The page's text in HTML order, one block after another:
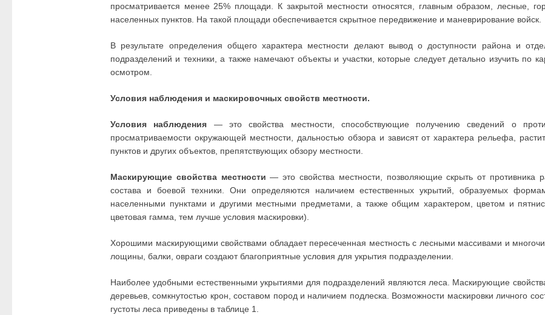
просматривается менее 25% площади. К закрытой местности относятся, главным образом, лесные,
населенных пунктов. На такой площади обеспечивается скрытное передвижение и маневрирование войск.
В результате определения общего характера местности делают вывод о доступности района и
подразделений и техники, а также намечают объекты и участки, которые следует детально изучить по
осмотром.
Условия наблюдения и маскировочных свойств местности.
Условия наблюдения — это свойства местности, способствующие получению сведений о
просматриваемости окружающей местности, дальностью обзора и зависят от характера рельефа,
пунктов и других объектов, препятствующих обзору местности.
Маскирующие свойства местности — это свойства местности, позволяющие скрыть от противника
состава и боевой техники. Они определяются наличием естественных укрытий, образуемых
населенными пунктами и другими местными предметами, а также общим характером, цветом и
цветовая гамма, тем лучше условия маскировки).
Хорошими маскирующими свойствами обладает пересеченная местность с лесными массивами и
лощины, балки, овраги создают благоприятные условия для укрытия подразделении.
Наиболее удобными естественными укрытиями для подразделений являются леса. Маскирующие
деревьев, сомкнутостью крон, составом пород и наличием подлеска. Возможности маскировки личного
густоты леса приведены в таблице 1.